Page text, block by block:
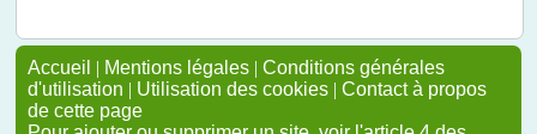
Accueil | Mentions légales | Conditions générales
d'utilisation | Utilisation des cookies | Contact à propos
de cette page